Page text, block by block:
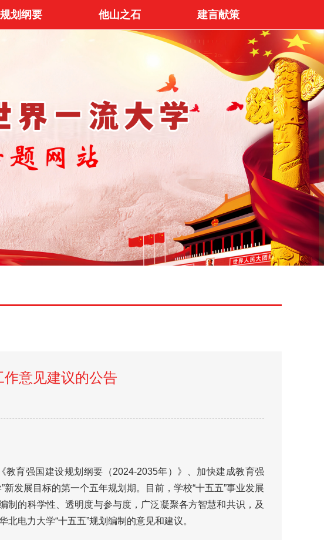
规划纲要 他山之石 建言献策
作意见建议的公告
育强国建设规划纲要（2024-2035年）》、加快建成教育强
发展目标的第一个五年规划期。目前，学校“十五五”事业发展
制的科学性、透明度与参与度，广泛凝聚各方智慧和共识，及
电力大学“十五五”规划编制的意见和建议。